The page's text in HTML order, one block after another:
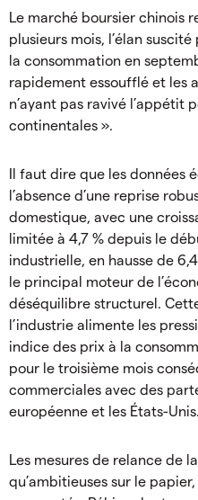
Le marché boursier chinois
plusieurs mois, l’élan
la consommation en
rapidement essoufflé et les
n’ayant pas ravivé l’appétit
continentales ».
Il faut dire que les données
l’absence d’une reprise
domestique, avec une
limitée à 4,7 % depuis le
industrielle, en hausse de
le principal moteur de
déséquilibre structurel.
l’industrie alimente les
indice des prix à la
pour le troisième mois
commerciales avec des
européenne et les États-Unis.
Les mesures de relance de
qu’ambitieuses sur le